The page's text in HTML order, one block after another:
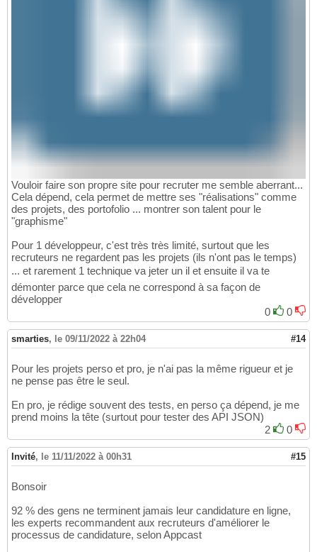
Vouloir faire son propre site pour recruter me semble aberrant...
Cela dépend, cela permet de mettre ses "réalisations" comme
des projets, des portofolio ... montrer son talent pour le
"graphisme"
Pour 1 développeur, c'est très très limité, surtout que les
recruteurs ne regardent pas les projets (ils n'ont pas le temps)
... et rarement 1 technique va jeter un il et ensuite il va te
démonter parce que cela ne correspond à sa façon de
développer
0
0
smarties, le 09/11/2022 à 22h04 #14
Pour les projets perso et pro, je n'ai pas la même rigueur et je
ne pense pas être le seul.
En pro, je rédige souvent des tests, en perso ça dépend, je me
prend moins la tête (surtout pour tester des API JSON)
2
0
Invité, le 11/11/2022 à 00h31 #15
Bonsoir
92 % des gens ne terminent jamais leur candidature en ligne,
les experts recommandent aux recruteurs d'améliorer le
processus de candidature, selon Appcast